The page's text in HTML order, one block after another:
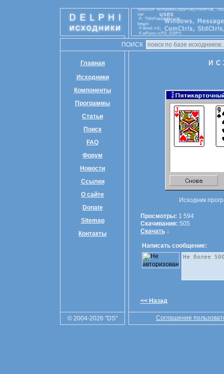
ПОИСК
Исходник
Просмотры: 1 594
Скачивания: 505
Скачать↓
Написать сообщение:
<< Назад
Главная
Исходники
Компоненты
Программы
Статьи
Поиск
FAQ
Форум
Новости
Ссылки
О сайте
Donate
Sitemap
Контакты
© 2004-2026 "DS" Соглашение